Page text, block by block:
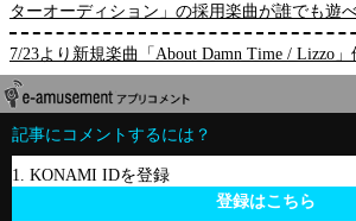
ターオーディション」の採用楽曲が誰でも遊
7/23より新規楽曲「About Damn Time / Lizzo」
記事にコメントするには？
1. KONAMI IDを登録
登録はこちら